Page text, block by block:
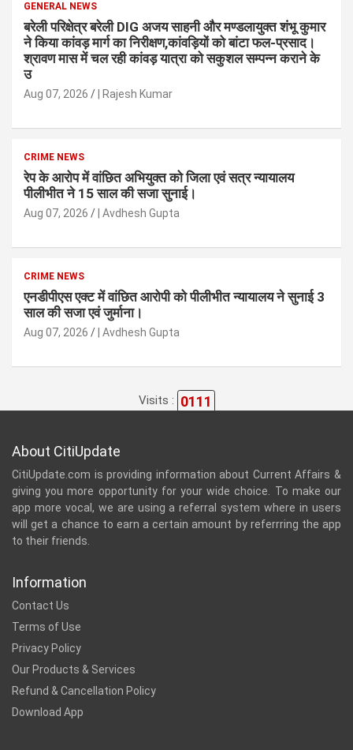
GENERAL NEWS
बरेली परिक्षेत्र बरेली DIG अजय साहनी और मण्डलायुक्त शंभू कुमार
ने किया कांवड़ मार्ग का निरीक्षण,कांवड़ियों को बांटा फल-प्रसाद।
श्रावण मास में चल रही कांवड़ यात्रा को सकुशल सम्पन्न कराने के
उ
Aug 07, 2026 | Rajesh Kumar
CRIME NEWS
रेप के आरोप में वांछित अभियुक्त को जिला एवं सत्र न्यायालय
पीलीभीत ने 15 साल की सजा सुनाई।
Aug 07, 2026 | Avdhesh Gupta
CRIME NEWS
एनडीपीएस एक्ट में वांछित आरोपी को पीलीभीत न्यायालय ने सुनाई 3
साल की सजा एवं जुर्माना।
Aug 07, 2026 | Avdhesh Gupta
Visits : 0111
About CitiUpdate
CitiUpdate.com is providing information about Current Affairs &
giving you more opportunity for your wide choice. To make our
app more vocal, we are using a referral system where in users
will get a chance to earn a certain amount by referrring the app
to their friends.
Information
Contact Us
Terms of Use
Privacy Policy
Our Products & Services
Refund & Cancellation Policy
Download App